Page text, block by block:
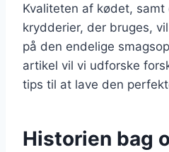
Kvaliteten af kødet, samt
krydderier, der bruges,
på den endelige
artikel vil vi udforske
tips til at lave den
Historien bag